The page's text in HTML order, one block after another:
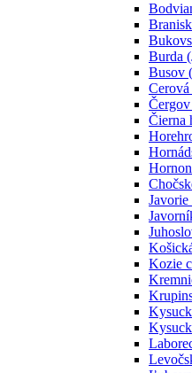
Burda
Busov
Čierna
Javorie
Kozie